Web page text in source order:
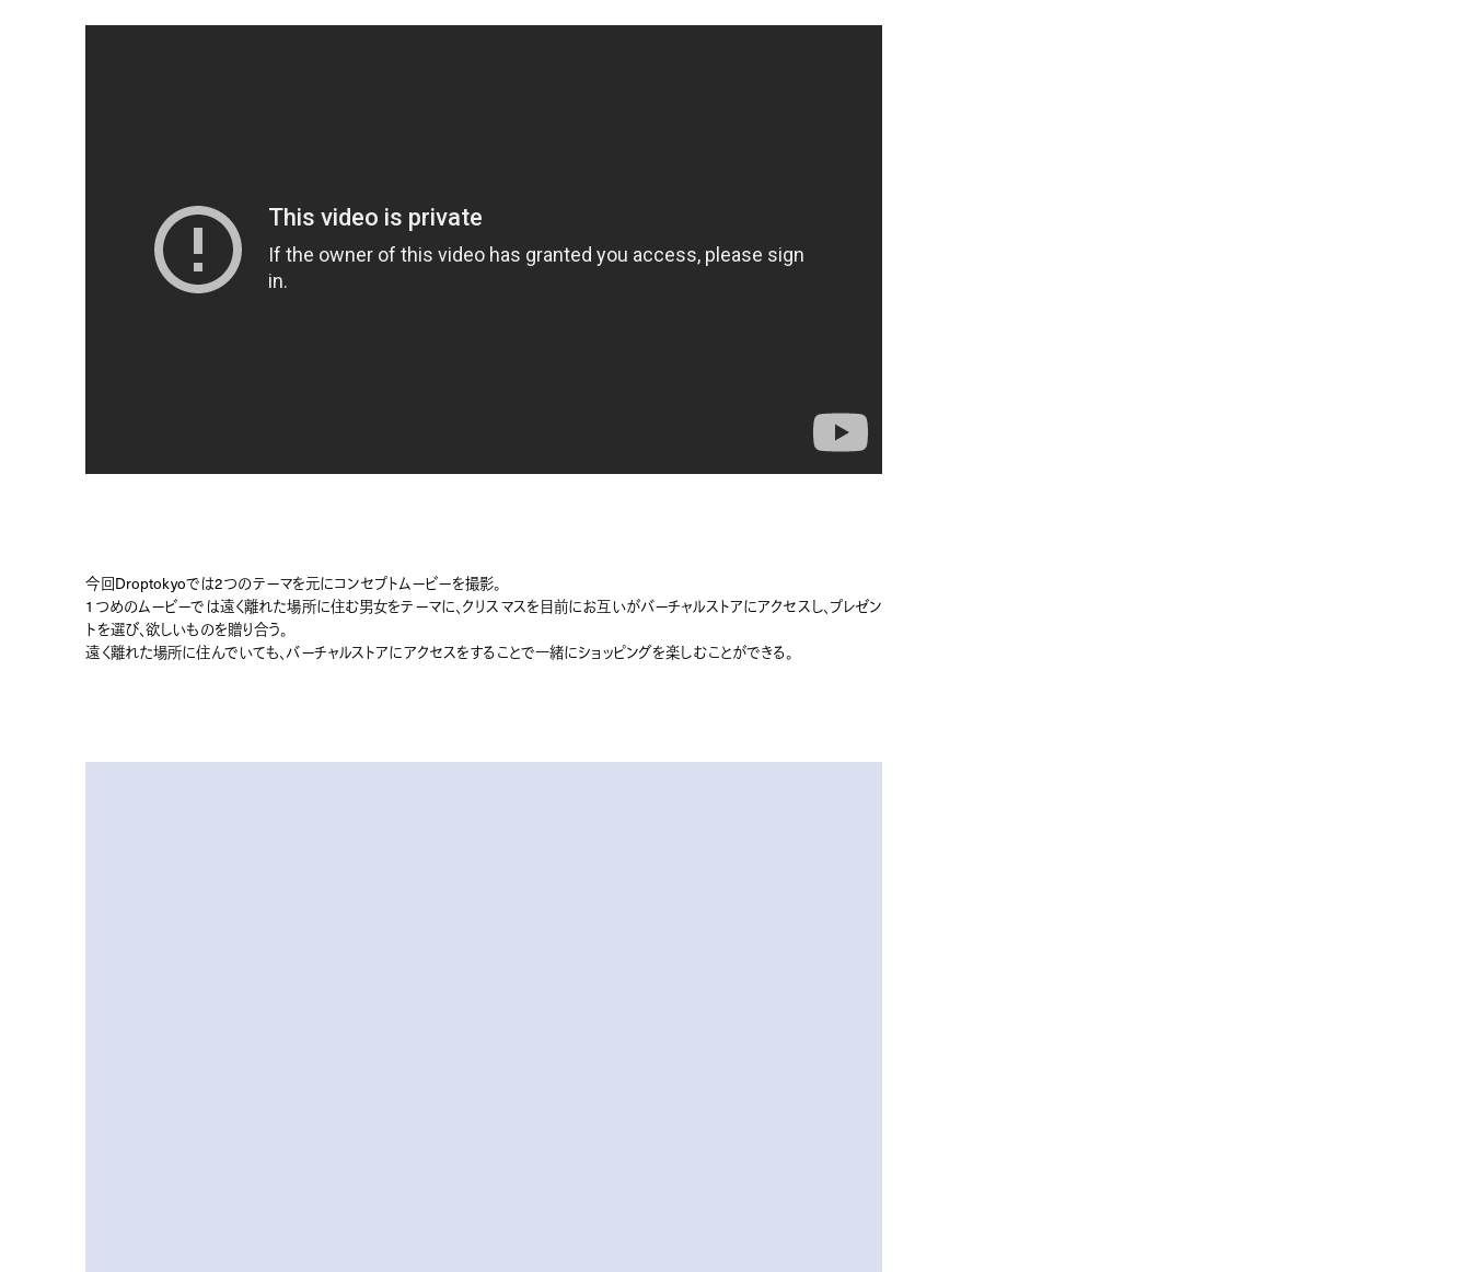
今回Droptokyoでは2つのテーマを元にコンセプトムービーを撮影。
1つめのムービーでは遠く離れた場所に住む男女をテーマに、クリスマスを目前にお互いがバーチャルストアにアクセスし、プレゼン
トを選び、欲しいものを贈り合う。
遠く離れた場所に住んでいても、バーチャルストアにアクセスをすることで一緒にショッピングを楽しむことができる。